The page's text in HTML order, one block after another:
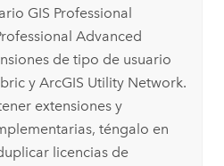
GIS Professional
Advanced
de tipo de usuario
y ArcGIS Utility Network.
extensiones y
téngalo en
licencias de